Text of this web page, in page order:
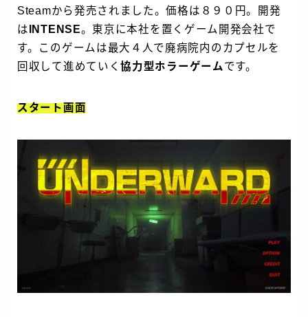
Steamから発売されました。価格は８９０円。開発
は INTENSE。東京に本社を置くゲーム開発会社で
す。このゲームは最大４人で廃病院内のカプセルを
回収して進めていく協力型ホラーゲームです。
スタート画面